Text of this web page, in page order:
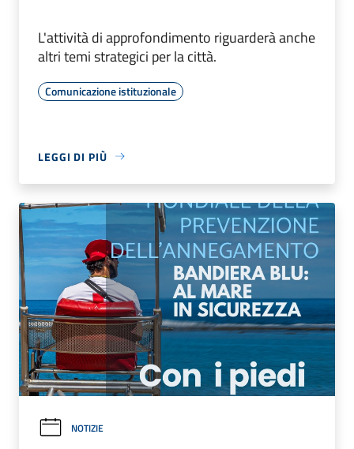
L'attività di approfondimento riguarderà anche
altri temi strategici per la città.
Comunicazione istituzionale
LEGGI DI PIÙ
NOTIZIE